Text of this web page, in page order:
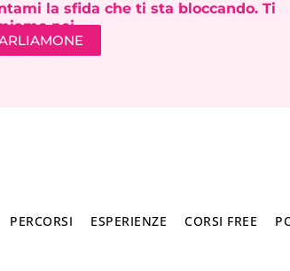
la sfida che ti sta bloccando. Ti
noi.
PERCORSI ESPERIENZE CORSI FREE